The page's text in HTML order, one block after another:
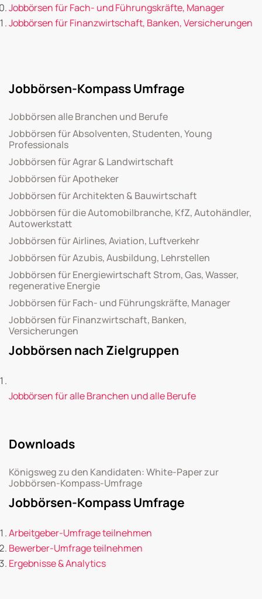
Jobbörsen für Fach- und Führungskräfte, Manager
Jobbörsen für Finanzwirtschaft, Banken, Versicherungen
Jobbörsen-Kompass Umfrage
Jobbörsen alle Branchen und Berufe
Jobbörsen für Absolventen, Studenten, Young
Professionals
Jobbörsen für Agrar & Landwirtschaft
Jobbörsen für Apotheker
Jobbörsen für Architekten & Bauwirtschaft
Jobbörsen für die Automobilbranche, KfZ, Autohändler,
Autowerkstatt
Jobbörsen für Airlines, Aviation, Luftverkehr
Jobbörsen für Azubis, Ausbildung, Lehrstellen
Jobbörsen für Energiewirtschaft Strom, Gas, Wasser,
regenerative Energie
Jobbörsen für Fach- und Führungskräfte, Manager
Jobbörsen für Finanzwirtschaft, Banken,
Versicherungen
Jobbörsen nach Zielgruppen
Jobbörsen für alle Branchen und alle Berufe
Downloads
Königsweg zu den Kandidaten: White-Paper zur
Jobbörsen-Kompass-Umfrage
Jobbörsen-Kompass Umfrage
Arbeitgeber-Umfrage teilnehmen
Bewerber-Umfrage teilnehmen
Ergebnisse & Analytics